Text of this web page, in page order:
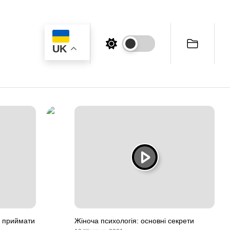
UK
приймати
Жіноча психологія: основні секрети